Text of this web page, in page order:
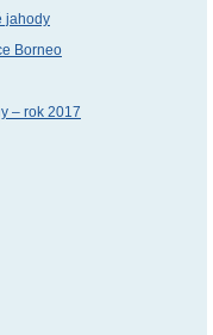
jahody
Borneo
– rok 2017